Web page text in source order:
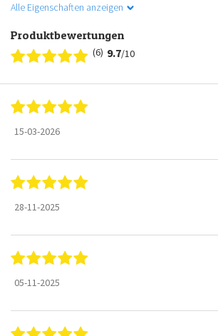
Alle Eigenschaften anzeigen
Produktbewertungen
(6) 9.7/10
15-03-2026
28-11-2025
05-11-2025